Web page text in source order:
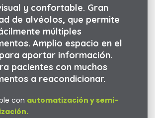
y confortable. Gran
de alvéolos, que permite
múltiples
Amplio espacio en el
aportar información.
pacientes con muchos
a reacondicionar.
con automatización y semi-